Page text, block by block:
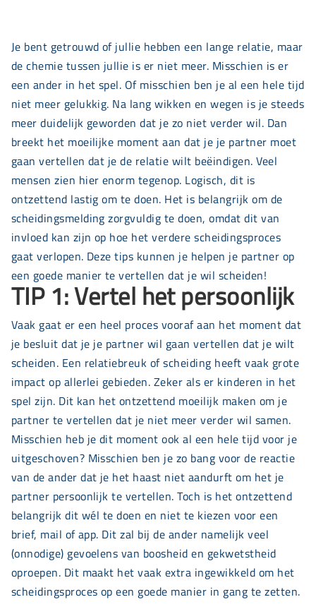
Je bent getrouwd of jullie hebben een lange relatie, maar
de chemie tussen jullie is er niet meer. Misschien is er
een ander in het spel. Of misschien ben je al een hele tijd
niet meer gelukkig. Na lang wikken en wegen is je steeds
meer duidelijk geworden dat je zo niet verder wil. Dan
breekt het moeilijke moment aan dat je je partner moet
gaan vertellen dat je de relatie wilt beëindigen. Veel
mensen zien hier enorm tegenop. Logisch, dit is
ontzettend lastig om te doen. Het is belangrijk om de
scheidingsmelding zorgvuldig te doen, omdat dit van
invloed kan zijn op hoe het verdere scheidingsproces
gaat verlopen. Deze tips kunnen je helpen je partner op
een goede manier te vertellen dat je wil scheiden!
TIP 1: Vertel het persoonlijk
Vaak gaat er een heel proces vooraf aan het moment dat
je besluit dat je je partner wil gaan vertellen dat je wilt
scheiden. Een relatiebreuk of scheiding heeft vaak grote
impact op allerlei gebieden. Zeker als er kinderen in het
spel zijn. Dit kan het ontzettend moeilijk maken om je
partner te vertellen dat je niet meer verder wil samen.
Misschien heb je dit moment ook al een hele tijd voor je
uitgeschoven? Misschien ben je zo bang voor de reactie
van de ander dat je het haast niet aandurft om het je
partner persoonlijk te vertellen. Toch is het ontzettend
belangrijk dit wél te doen en niet te kiezen voor een
brief, mail of app. Dit zal bij de ander namelijk veel
(onnodige) gevoelens van boosheid en gekwetstheid
oproepen. Dit maakt het vaak extra ingewikkeld om het
scheidingsproces op een goede manier in gang te zetten.